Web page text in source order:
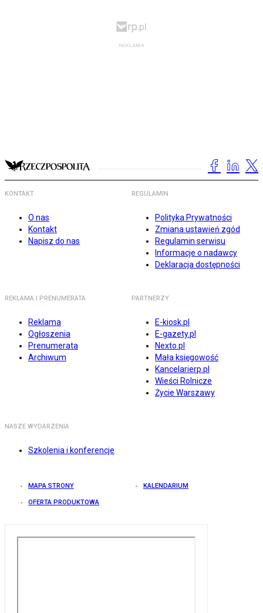
KONTAKT
O nas
Kontakt
Napisz do nas
REGULAMIN
Polityka Prywatności
Zmiana ustawień zgód
Regulamin serwisu
Informacje o nadawcy
Deklaracja dostępności
REKLAMA I PRENUMERATA
Reklama
Ogłoszenia
Prenumerata
Archiwum
PARTNERZY
E-kiosk.pl
E-gazety.pl
Nexto.pl
Mała księgowość
Kancelarierp.pl
Wieści Rolnicze
Życie Warszawy
NASZE WYDARZENIA
Szkolenia i konferencje
MAPA STRONY KALENDARIUM
OFERTA PRODUKTOWA